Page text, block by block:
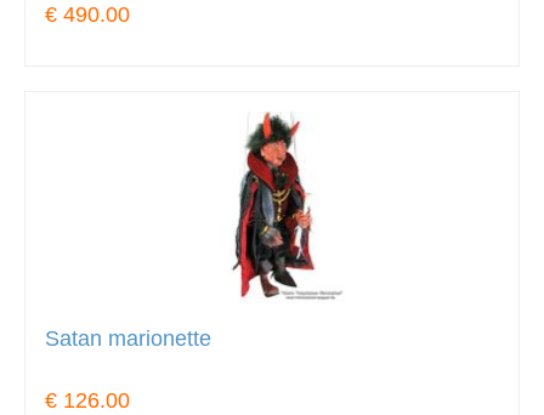
€ 490.00
Satan marionette
€ 126.00